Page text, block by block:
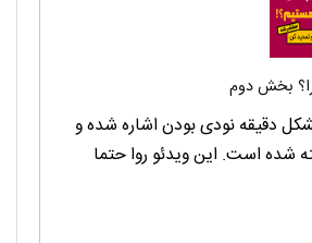
بخش دوم
دقیقه نودی بودن اشاره شده و
شده است. این ویدئو روا حتما